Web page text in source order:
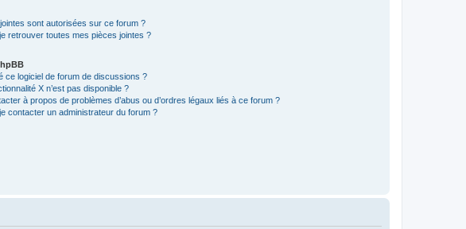
sont autorisées sur ce forum ?
retrouver toutes mes pièces jointes ?
ce logiciel de forum de discussions ?
X n’est pas disponible ?
à propos de problèmes d’abus ou d’ordres légaux liés à ce forum ?
contacter un administrateur du forum ?